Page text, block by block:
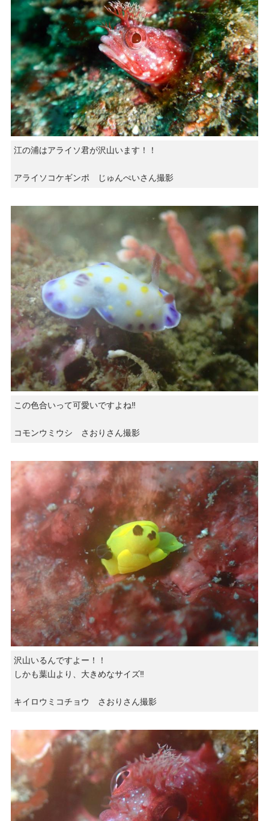
江の浦はアライソ君が沢山います！！
アライソコケギンポ じゅんぺいさん撮影
この色合いって可愛いですよね‼︎
コモンウミウシ さおりさん撮影
沢山いるんですよー！！
しかも葉山より、大きめなサイズ‼︎
キイロウミコチョウ さおりさん撮影